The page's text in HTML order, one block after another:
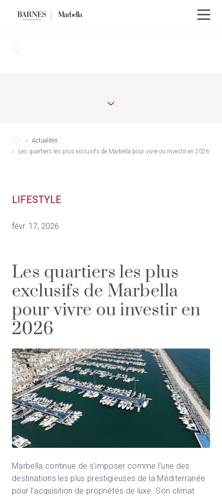
Actualités
Les quartiers les plus exclusifs de Marbella pour vivre ou investir en 2026
LIFESTYLE
févr. 17, 2026
Les quartiers les plus
exclusifs de Marbella
pour vivre ou investir en
2026
Marbella continue de s’imposer comme l’une des
destinations les plus prestigieuses de la Méditerranée
pour l’acquisition de propriétés de luxe. Son climat